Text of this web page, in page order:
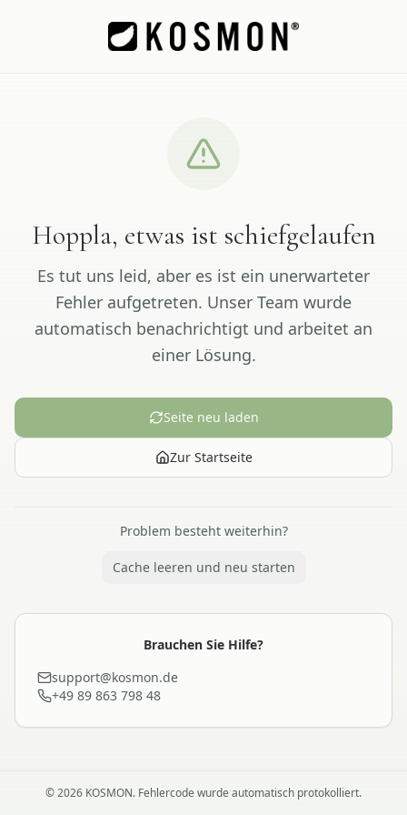
Hoppla, etwas ist schiefgelaufen
Es tut uns leid, aber es ist ein unerwarteter
Fehler aufgetreten. Unser Team wurde
automatisch benachrichtigt und arbeitet an
einer Lösung.
Seite neu laden
Zur Startseite
Problem besteht weiterhin?
Cache leeren und neu starten
Brauchen Sie Hilfe?
support@kosmon.de
+49 89 863 798 48
©2026 KOSMON. Fehlercode wurde automatisch protokolliert.